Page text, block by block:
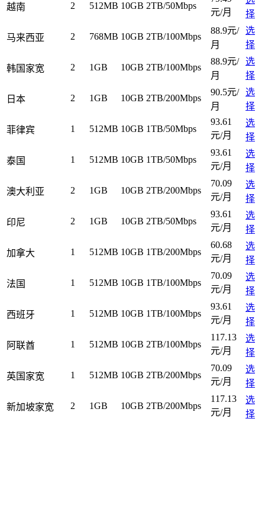
越南 2 512MB 10GB 2TB/50Mbps
元/月
择
马来西亚 2 768MB 10GB 2TB/100Mbps
88.9元/
月
选
择
韩国家宽 2 1GB 10GB 2TB/100Mbps
88.9元/
月
选
择
日本 2 1GB 10GB 2TB/200Mbps
90.5元/
月
选
择
菲律宾 1 512MB 10GB 1TB/50Mbps
93.61
元/月
选
择
泰国 1 512MB 10GB 1TB/50Mbps
93.61
元/月
选
择
澳大利亚 2 1GB 10GB 2TB/200Mbps
70.09
元/月
选
择
印尼 2 1GB 10GB 2TB/50Mbps
93.61
元/月
选
择
加拿大 1 512MB 10GB 1TB/200Mbps
60.68
元/月
选
择
法国 1 512MB 10GB 1TB/100Mbps
70.09
元/月
选
择
西班牙 1 512MB 10GB 1TB/100Mbps
93.61
元/月
选
择
阿联酋 1 512MB 10GB 2TB/100Mbps
117.13
元/月
选
择
英国家宽 1 512MB 10GB 2TB/200Mbps
70.09
元/月
选
择
新加坡家宽 2 1GB 10GB 2TB/200Mbps
117.13
元/月
选
择